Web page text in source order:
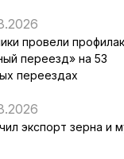
провели
переезд» на 53
переездах
экспорт зерна и